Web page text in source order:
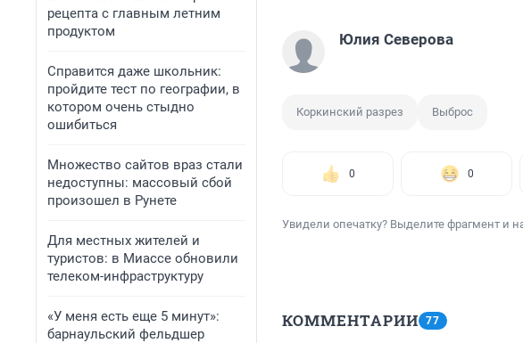
рецепта с главным летним
продуктом
Справится даже школьник:
пройдите тест по географии, в
котором очень стыдно
ошибиться
Множество сайтов враз стали
недоступны: массовый сбой
произошел в Рунете
Для местных жителей и
туристов: в Миассе обновили
телеком-инфраструктуру
«У меня есть еще 5 минут»:
барнаульский фельдшер
Юлия Северова
Коркинский разрез Выброс
0 0
Увидели опечатку? Выделите фрагмент и
КОММЕНТАРИИ 77